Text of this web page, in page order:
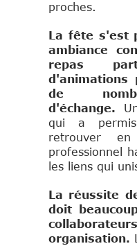
proches.
La fête s'est
ambiance
repas
d'animations
de
d'échange.
qui a
retrouver
professionnel
les liens qui
La réussite
doit
organisation.